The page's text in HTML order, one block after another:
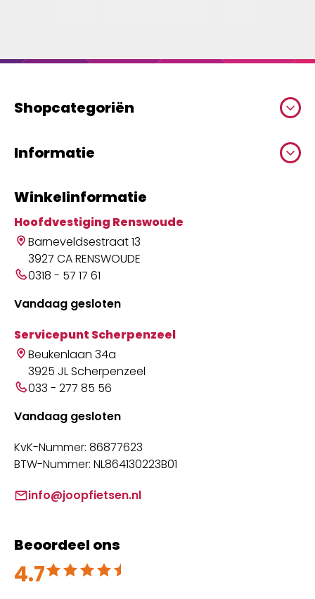
Shopcategoriën
Informatie
Winkelinformatie
Hoofdvestiging Renswoude
Barneveldsestraat 13
3927 CA RENSWOUDE
0318 - 57 17 61
Vandaag gesloten
Servicepunt Scherpenzeel
Beukenlaan 34a
3925 JL Scherpenzeel
033 - 277 85 56
Vandaag gesloten
KvK-Nummer: 86877623
BTW-Nummer: NL864130223B01
info@joopfietsen.nl
Beoordeel ons
4.7
Beoordeeld met 4.7 uit 5